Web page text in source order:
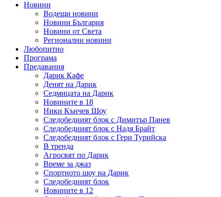
Новини
Водещи новини
Новини България
Новини от Света
Регионални новини
Любопитно
Програма
Предавания
Дарик Кафе
Денят на Дарик
Седмицата на Дарик
Новините в 18
Ники Кънчев Шоу
Следобедният блок с Димитър Панев
Следобедният блок с Надя Брайт
Следобедният блок с Гери Турийска
В тренда
Агросвят по Дарик
Време за джаз
Спортното шоу на Дарик
Следобедният блок
Новините в 12